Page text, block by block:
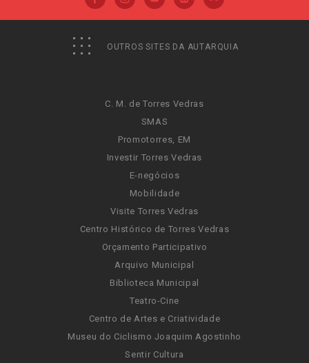
OUTROS SITES DA AUTARQUIA
C. M. de Torres Vedras
SMAS
Promotorres, EM
Investir Torres Vedras
E-negócios
Mobilidade
Visite Torres Vedras
Centro Histórico de Torres Vedras
Orçamento Participativo
Arquivo Municipal
Biblioteca Municipal
Teatro-Cine
Centro de Artes e Criatividade
Museu do Ciclismo Joaquim Agostinho
Sentir Cultura